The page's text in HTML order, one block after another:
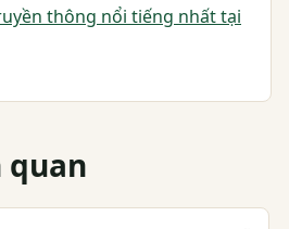
thông nổi tiếng nhất tại
quan